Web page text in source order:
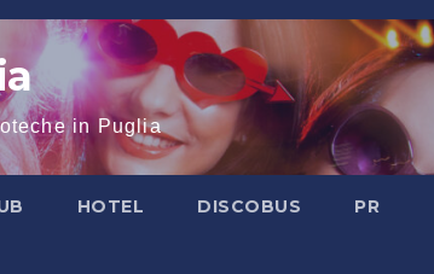
in Puglia
HOTEL DISCOBUS PR